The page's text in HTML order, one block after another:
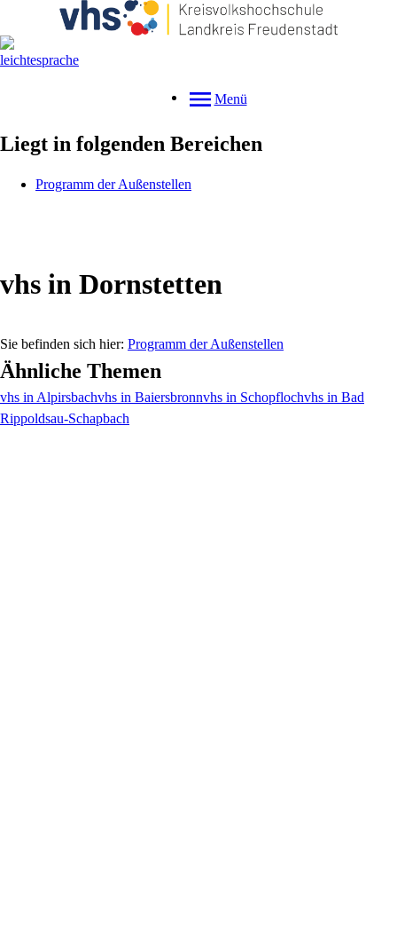
Menü
Liegt in folgenden Bereichen
Programm der Außenstellen
vhs in Dornstetten
Programm der Außenstellen
Ähnliche Themen
vhs in Alpirsbachvhs in Baiersbronnvhs in Schopflochvhs in Bad
Rippoldsau-Schapbach